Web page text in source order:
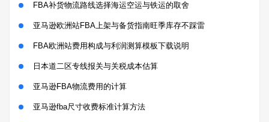
FBA补货物流路线选择海运空运与铁运的取舍
亚马逊欧洲站FBA上架与备货指南旺季库存不踩雷
FBA欧洲站费用构成与利润测算模板下载说明
日本道二区专线报关与关税成本估算
亚马逊FBA物流费用的计算
亚马逊fba尺寸收费标准计算方法